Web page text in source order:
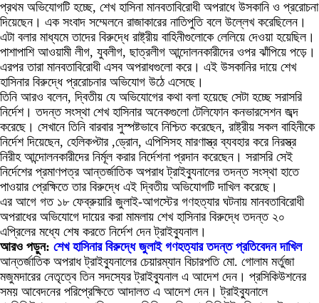
প্রথম অভিযোগটি হচ্ছে, শেখ হাসিনা মানবতাবিরোধী অপরাধে উসকানি ও প্ররোচনা
দিয়েছেন। এক সংবাদ সম্মেলনে রাজাকারের নাতিপুতি বলে উল্লেখ করেছিলেন।
এটা বলার মাধ্যমে তাদের বিরুদ্ধে রাষ্ট্রীয় বাহিনীগুলোকে লেলিয়ে দেওয়া হয়েছিল।
পাশাপাশি আওয়ামী লীগ, যুবলীগ, ছাত্রলীগ আন্দোলনকারীদের ওপর ঝাঁপিয়ে পড়ে।
এরপর তারা মানবতাবিরোধী এসব অপরাধগুলো করে। এই উসকানির দায়ে শেখ
হাসিনার বিরুদ্ধে প্ররোচনার অভিযোগ উঠে এসেছে।
তিনি আরও বলেন, দ্বিতীয় যে অভিযোগের কথা বলা হয়েছে সেটা হচ্ছে সরাসরি
নির্দেশ। তদন্ত সংস্থা শেখ হাসিনার অনেকগুলো টেলিফোন কনভারসেশন জব্দ
করেছে। সেখানে তিনি বারবার সুস্পষ্টভাবে নিশ্চিত করেছেন, রাষ্ট্রীয় সকল বাহিনীকে
নির্দেশ দিয়েছেন, হেলিকপ্টার ,ড্রোন, এপিসিসহ মারণাস্ত্র ব্যবহার করে নিরস্ত্র
নিরীহ আন্দোলনকারীদের নির্মূল করার নির্দেশনা প্রদান করেছেন। সরাসরি সেই
নির্দেশের প্রমাণপত্র আন্তর্জাতিক অপরাধ ট্রাইব্যুনালের তদন্ত সংস্থা হাতে
পাওয়ার প্রেক্ষিতে তার বিরুদ্ধে এই দ্বিতীয় অভিযোগটি দাখিল করেছে।
এর আগে গত ১৮ ফেব্রুয়ারি জুলাই-আগস্টের গণহত্যার ঘটনায় মানবতাবিরোধী
অপরাধের অভিযোগে দায়ের করা মামলায় শেখ হাসিনার বিরুদ্ধে তদন্ত ২০
এপ্রিলের মধ্যে শেষ করতে নির্দেশ দেন ট্রাইব্যুনাল।
আরও পড়ুন: শেখ হাসিনার বিরুদ্ধে জুলাই গণহত্যার তদন্ত প্রতিবেদন দাখিল
আন্তর্জাতিক অপরাধ ট্রাইব্যুনালের চেয়ারম্যান বিচারপতি মো. গোলাম মর্তুজা
মজুমদারের নেতৃত্বে তিন সদস্যের ট্রাইব্যুনাল এ আদেশ দেন। প্রসিকিউশনের
সময় আবেদনের পরিপ্রেক্ষিতে আদালত এ আদেশ দেন। ট্রাইব্যুনালে